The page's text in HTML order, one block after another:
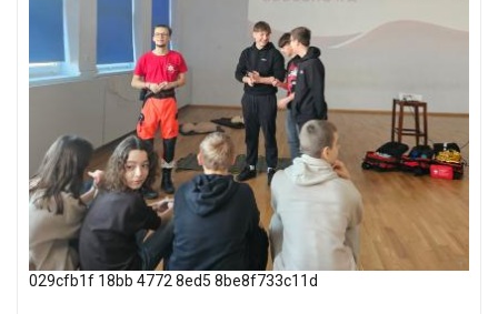
029cfb1f 18bb 4772 8ed5 8be8f733c11d